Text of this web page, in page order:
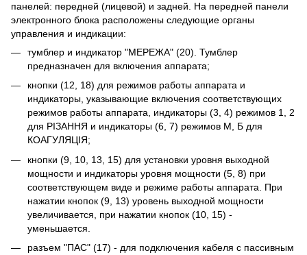
панелей: передней (лицевой) и задней. На передней панели
электронного блока расположены следующие органы
управления и индикации:
тумблер и индикатор "МЕРЕЖА" (20). Тумблер
предназначен для включения аппарата;
кнопки (12, 18) для режимов работы аппарата и
индикаторы, указывающие включения соответствующих
режимов работы аппарата, индикаторы (3, 4) режимов 1, 2
для РІЗАННЯ и индикаторы (6, 7) режимов М, Б для
КОАГУЛЯЦІЯ;
кнопки (9, 10, 13, 15) для установки уровня выходной
мощности и индикаторы уровня мощности (5, 8) при
соответствующем виде и режиме работы аппарата. При
нажатии кнопок (9, 13) уровень выходной мощности
увеличивается, при нажатии кнопок (10, 15) -
уменьшается.
разъем "ПАС" (17) - для подключения кабеля с пассивным